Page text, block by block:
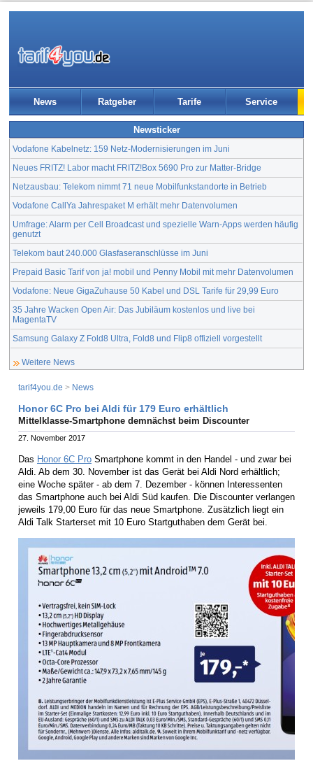
News Ratgeber Tarife Service
Newsticker
Vodafone Kabelnetz: 159 Netz-Modernisierungen im Juni
Neues FRITZ! Labor macht FRITZ!Box 5690 Pro zur Matter-Bridge
Netzausbau: Telekom nimmt 71 neue Mobilfunkstandorte in Betrieb
Vodafone CallYa Jahrespaket M erhält mehr Datenvolumen
Umfrage: Alarm per Cell Broadcast und spezielle Warn-Apps werden häufig
genutzt
Telekom baut 240.000 Glasfaseranschlüsse im Juni
Prepaid Basic Tarif von ja! mobil und Penny Mobil mit mehr Datenvolumen
Vodafone: Neue GigaZuhause 50 Kabel und DSL Tarife für 29,99 Euro
35 Jahre Wacken Open Air: Das Jubiläum kostenlos und live bei
MagentaTV
Samsung Galaxy Z Fold8 Ultra, Fold8 und Flip8 offiziell vorgestellt
Weitere News
tarif4you.de > News
Honor 6C Pro bei Aldi für 179 Euro erhältlich
Mittelklasse-Smartphone demnächst beim Discounter
27. November 2017
Das Honor 6C Pro Smartphone kommt in den Handel - und zwar bei
Aldi. Ab dem 30. November ist das Gerät bei Aldi Nord erhältlich;
eine Woche später - ab dem 7. Dezember - können Interessenten
das Smartphone auch bei Aldi Süd kaufen. Die Discounter verlangen
jeweils 179,00 Euro für das neue Smartphone. Zusätzlich liegt ein
Aldi Talk Starterset mit 10 Euro Startguthaben dem Gerät bei.